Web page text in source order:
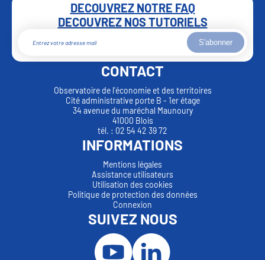
DECOUVREZ NOTRE FAQ
DECOUVREZ NOS TUTORIELS
S'abonner
CONTACT
Observatoire de l'économie et des territoires
Cité administrative porte B - 1er étage
34 avenue du maréchal Maunoury
41000 Blois
tél. : 02 54 42 39 72
INFORMATIONS
Mentions légales
Assistance utilisateurs
Utilisation des cookies
Politique de protection des données
Connexion
SUIVEZ NOUS